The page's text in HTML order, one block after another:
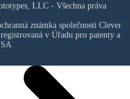
LLC - Všechna práva
známka společnosti Clever
v Úřadu pro patenty a